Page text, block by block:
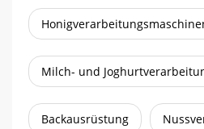
Milch- und
Backausrüstung